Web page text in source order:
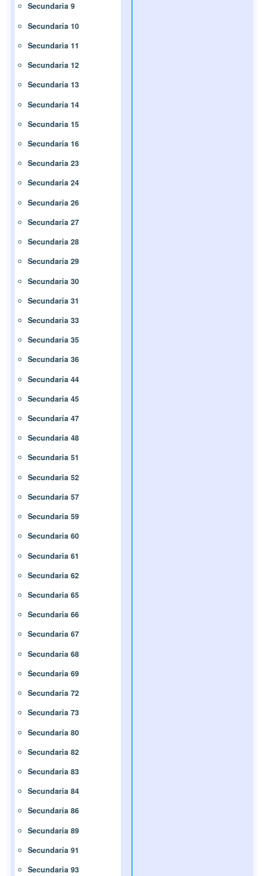
Secundaria 9
Secundaria 10
Secundaria 11
Secundaria 12
Secundaria 13
Secundaria 14
Secundaria 15
Secundaria 16
Secundaria 23
Secundaria 24
Secundaria 26
Secundaria 27
Secundaria 28
Secundaria 29
Secundaria 30
Secundaria 31
Secundaria 33
Secundaria 35
Secundaria 36
Secundaria 44
Secundaria 45
Secundaria 47
Secundaria 48
Secundaria 51
Secundaria 52
Secundaria 57
Secundaria 59
Secundaria 60
Secundaria 61
Secundaria 62
Secundaria 65
Secundaria 66
Secundaria 67
Secundaria 68
Secundaria 69
Secundaria 72
Secundaria 73
Secundaria 80
Secundaria 82
Secundaria 83
Secundaria 84
Secundaria 86
Secundaria 89
Secundaria 91
Secundaria 93